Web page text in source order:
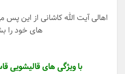
اهالی آیت الله کاشانی از این
های خود را
با ویژگی های قالیشویی